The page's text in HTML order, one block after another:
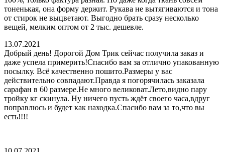
тоненькая, она форму держит. Рукава не вытягиваются и тона
от стирок не выцветают. Выгодно брать сразу несколько
вещей, мелким оптом от 2 тыс. дешевле.
13.07.2021
Добрый день!️ Дорогой Дом Трик сейчас получила заказ и
даже успела примерить!Спасибо вам за отлично упакованную
посылку. Всё качественно пошито.Размеры у вас
действительно совпадают.Правда я погорячилась заказала
сарафан в 60 размере.Не много великоват.Лето,видно пару
тройку кг скинула. Ну ничего пусть ждёт своего часа,вдруг
поправлюсь и будет как находка.Спасибо вам за то,что вы
есть!!!!